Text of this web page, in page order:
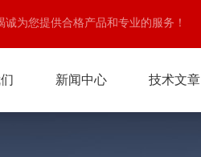
为您提供合格产品和专业的服务！
新闻中心 技术文章